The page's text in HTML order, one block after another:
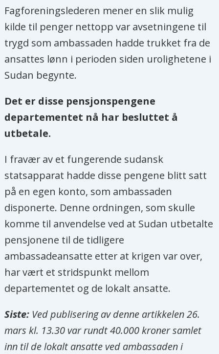
Fagforeningslederen mener en slik mulig
kilde til penger nettopp var avsetningene til
trygd som ambassaden hadde trukket fra de
ansattes lønn i perioden siden urolighetene i
Sudan begynte.
Det er disse pensjonspengene
departementet nå har besluttet å
utbetale.
I fravær av et fungerende sudansk
statsapparat hadde disse pengene blitt satt
på en egen konto, som ambassaden
disponerte. Denne ordningen, som skulle
komme til anvendelse ved at Sudan utbetalte
pensjonene til de tidligere
ambassadeansatte etter at krigen var over,
har vært et stridspunkt mellom
departementet og de lokalt ansatte.
Siste: Ved publisering av denne artikkelen 26.
mars kl. 13.30 var rundt 40.000 kroner samlet
inn til de lokalt ansatte ved ambassaden i